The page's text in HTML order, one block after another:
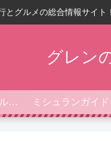
とグルメの総合情報サイト
グレン
フォーブス・トラベルガイド ミシュランガイド